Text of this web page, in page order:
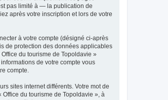
pas limité à — la publication de
après votre inscription et lors de votre
à votre compte (désigné ci-après
de protection des données applicables
du tourisme de Topoldavie »
de votre compte vous
compte.
sites internet différents. Votre mot de
du tourisme de Topoldavie », à